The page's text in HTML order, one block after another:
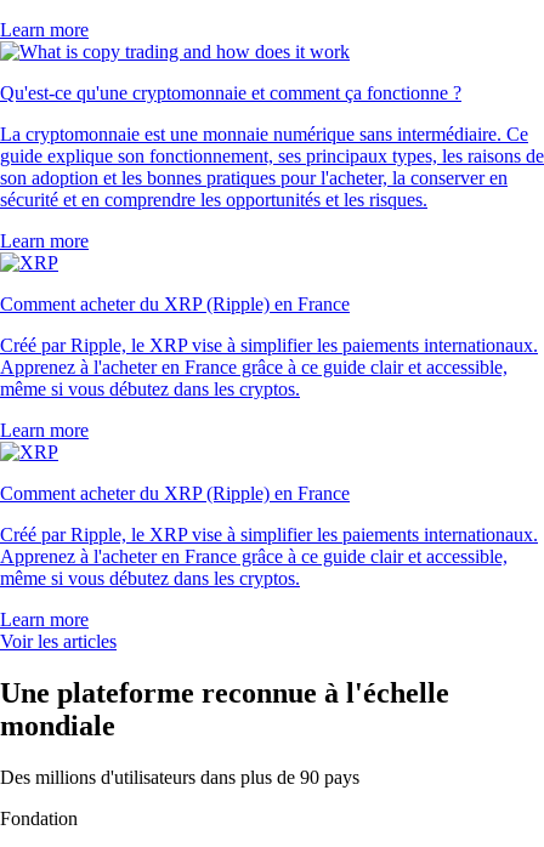
Learn more
Qu'est-ce qu'une cryptomonnaie et comment ça fonctionne ?
La cryptomonnaie est une monnaie numérique sans intermédiaire. Ce
guide explique son fonctionnement, ses principaux types, les raisons de
son adoption et les bonnes pratiques pour l'acheter, la conserver en
sécurité et en comprendre les opportunités et les risques.
Learn more
Comment acheter du XRP (Ripple) en France
Créé par Ripple, le XRP vise à simplifier les paiements internationaux.
Apprenez à l'acheter en France grâce à ce guide clair et accessible,
même si vous débutez dans les cryptos.
Learn more
Comment acheter du XRP (Ripple) en France
Créé par Ripple, le XRP vise à simplifier les paiements internationaux.
Apprenez à l'acheter en France grâce à ce guide clair et accessible,
même si vous débutez dans les cryptos.
Learn more
Voir les articles
Une plateforme reconnue à l'échelle
mondiale
Des millions d'utilisateurs dans plus de 90 pays
Fondation